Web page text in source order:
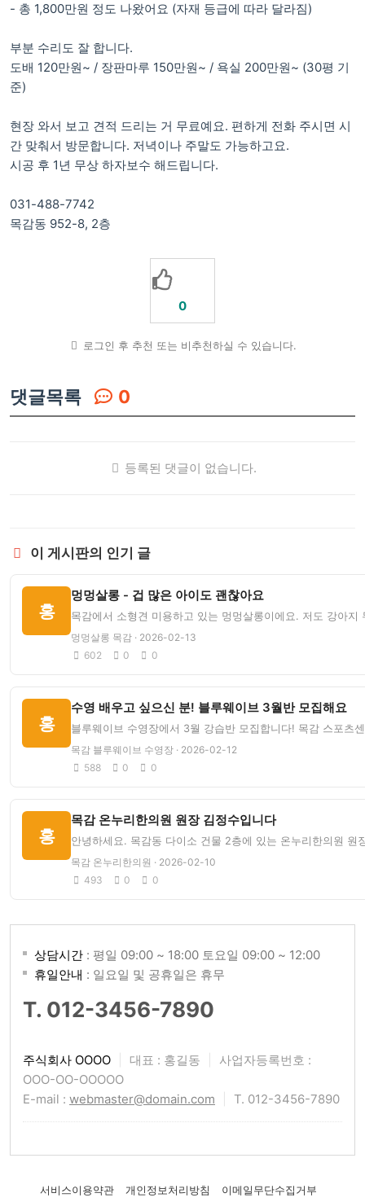
- 총 1,800만원 정도 나왔어요 (자재 등급에 따라 달라짐)
부분 수리도 잘 합니다.
도배 120만원~ / 장판마루 150만원~ / 욕실 200만원~ (30평 기
준)
현장 와서 보고 견적 드리는 거 무료예요. 편하게 전화 주시면 시
간 맞춰서 방문합니다. 저녁이나 주말도 가능하고요.
시공 후 1년 무상 하자보수 해드립니다.
031-488-7742
목감동 952-8, 2층
0
로그인 후 추천 또는 비추천하실 수 있습니다.
댓글목록 0
등록된 댓글이 없습니다.
이 게시판의 인기 글
홍
멍멍살롱 - 겁 많은 아이도 괜찮아요
목감에서 소형견 미용하고 있는 멍멍살롱이에요. 저도 강아
멍멍살롱 목감 · 2026-02-13
602
0 0
홍
수영 배우고 싶으신 분! 블루웨이브 3월반 모집해요
블루웨이브 수영장에서 3월 강습반 모집합니다! 목감 스포츠
목감 블루웨이브 수영장 · 2026-02-12
588
0 0
홍
목감 온누리한의원 원장 김정수입니다
안녕하세요. 목감동 다이소 건물 2층에 있는 온누리한의원 원
목감 온누리한의원 · 2026-02-10
493
0 0
상담시간 : 평일 09:00 ~ 18:00 토요일 09:00 ~ 12:00
휴일안내 : 일요일 및 공휴일은 휴무
T. 012-3456-7890
주식회사 OOOO 대표 : 홍길동
사업자등록번호 :
OOO-OO-OOOOO
E-mail : webmaster@domain.com T. 012-3456-7890
서비스이용약관 개인정보처리방침 이메일무단수집거부